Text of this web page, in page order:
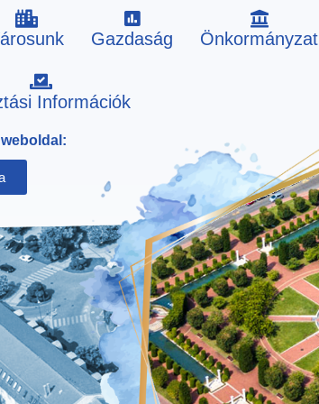
Gazdaság Önkormányzat
Információk